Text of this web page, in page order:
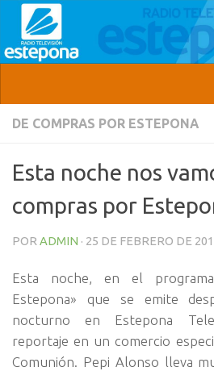
DE COMPRAS POR ESTEPONA
Esta noche nos
compras por
POR ADMIN · 25 DE FEBRERO DE
Esta noche, en el
Estepona» que se emite
nocturno en Estepona
reportaje en un comercio
Comunión. Pepi Alonso lleva